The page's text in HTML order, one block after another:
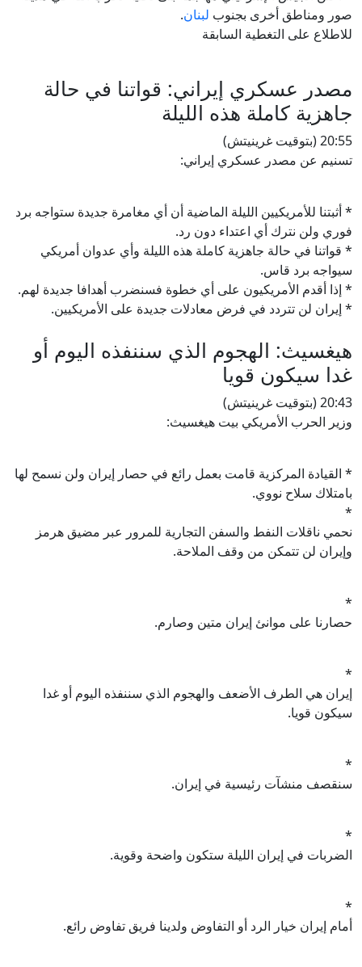
صور ومناطق أخرى بجنوب لبنان.
للاطلاع على التغطية السابقة
مصدر عسكري إيراني: قواتنا في حالة
جاهزية كاملة هذه الليلة
20:55 (بتوقيت غرينيتش)
تسنيم عن مصدر عسكري إيراني:
* أثبتنا للأمريكيين الليلة الماضية أن أي مغامرة جديدة ستواجه برد
فوري ولن نترك أي اعتداء دون رد.
* قواتنا في حالة جاهزية كاملة هذه الليلة وأي عدوان أمريكي
سيواجه برد قاس.
* إذا أقدم الأمريكيون على أي خطوة فسنضرب أهدافا جديدة لهم.
* إيران لن تتردد في فرض معادلات جديدة على الأمريكيين.
هيغسيث: الهجوم الذي سننفذه اليوم أو
غدا سيكون قويا
20:43 (بتوقيت غرينيتش)
وزير الحرب الأمريكي بيت هيغسيث:
* القيادة المركزية قامت بعمل رائع في حصار إيران ولن نسمح لها
بامتلاك سلاح نووي.
*
نحمي ناقلات النفط والسفن التجارية للمرور عبر مضيق هرمز
وإيران لن تتمكن من وقف الملاحة.
*
حصارنا على موانئ إيران متين وصارم.
*
إيران هي الطرف الأضعف والهجوم الذي سننفذه اليوم أو غدا
سيكون قويا.
*
سنقصف منشآت رئيسية في إيران.
*
الضربات في إيران الليلة ستكون واضحة وقوية.
*
أمام إيران خيار الرد أو التفاوض ولدينا فريق تفاوض رائع.